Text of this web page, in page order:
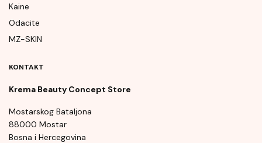
Kaine
Odacite
MZ-SKIN
KONTAKT
Krema Beauty Concept Store
Mostarskog Bataljona
88000 Mostar
Bosna i Hercegovina